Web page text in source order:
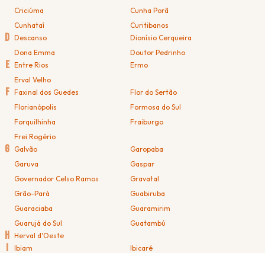
Criciúma
Cunha Porã
Cunhataí
Curitibanos
D Descanso
Dionísio Cerqueira
Dona Emma
Doutor Pedrinho
E Entre Rios
Ermo
Erval Velho
F Faxinal dos Guedes
Flor do Sertão
Florianópolis
Formosa do Sul
Forquilhinha
Fraiburgo
Frei Rogério
G Galvão
Garopaba
Garuva
Gaspar
Governador Celso Ramos
Gravatal
Grão-Pará
Guabiruba
Guaraciaba
Guaramirim
Guarujá do Sul
Guatambú
H Herval d'Oeste
Ibiam
Ibicaré